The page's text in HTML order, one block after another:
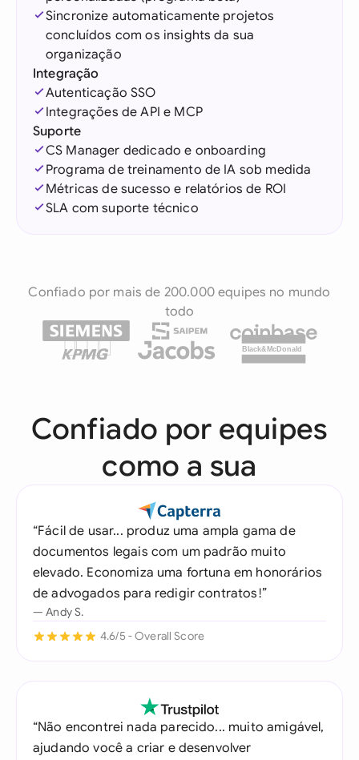
Sincronize automaticamente projetos
concluídos com os insights da sua
organização
Integração
Autenticação SSO
Integrações de API e MCP
Suporte
CS Manager dedicado e onboarding
Programa de treinamento de IA sob medida
Métricas de sucesso e relatórios de ROI
SLA com suporte técnico
Confiado por mais de 200.000 equipes no mundo
todo
Black&McDonald
Confiado por equipes
como a sua
“Fácil de usar... produz uma ampla gama de
documentos legais com um padrão muito
elevado. Economiza uma fortuna em honorários
de advogados para redigir contratos!”
— Andy S.
4.6/5 - Overall Score
“Não encontrei nada parecido... muito amigável,
ajudando você a criar e desenvolver